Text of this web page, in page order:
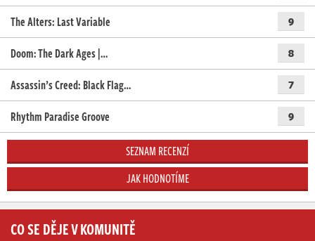
The Alters: Last Variable 9
Doom: The Dark Ages |… 8
Assassin’s Creed: Black Flag… 7
Rhythm Paradise Groove 9
SEZNAM RECENZÍ
JAK HODNOTÍME
CO SE DĚJE V KOMUNITĚ